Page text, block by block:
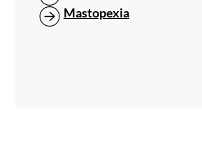
Mastopexia